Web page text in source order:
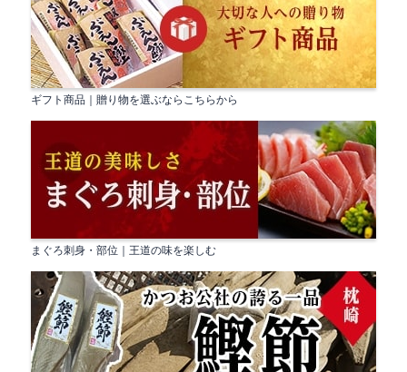
ギフト商品｜贈り物を選ぶならこちらから
まぐろ刺身・部位｜王道の味を楽しむ